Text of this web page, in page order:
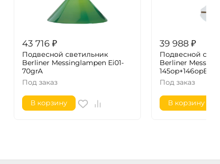
43 716 ₽
Подвесной светильник
Berliner Messinglampen Ei01-
70grA
Под заказ
В корзину
39 988 ₽
Подвесной
Berliner
145op+146opB
Под заказ
В корзину